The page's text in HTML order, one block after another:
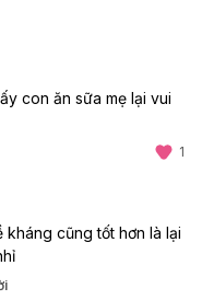
con ăn sữa mẹ lại vui
1
cũng tốt hơn là lại